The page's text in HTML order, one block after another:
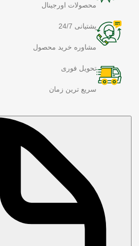
محصولات اورجینال
پشتیانی 24/7
مشاوره خرید محصول
تحویل فوری
سریع ترین زمان